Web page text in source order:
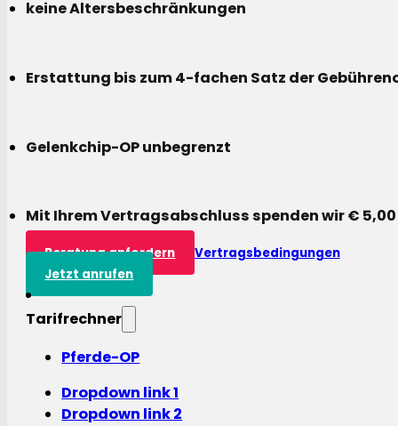
keine Altersbeschränkungen
Erstattung bis zum 4-fachen Satz der
Gelenkchip-OP unbegrenzt
Mit Ihrem Vertragsabschluss spenden wir €
Beratung anfordern
Vertragsbedingungen
Jetzt anrufen
Tarifrechner
Pferde-OP
Dropdown link 1
Dropdown link 2